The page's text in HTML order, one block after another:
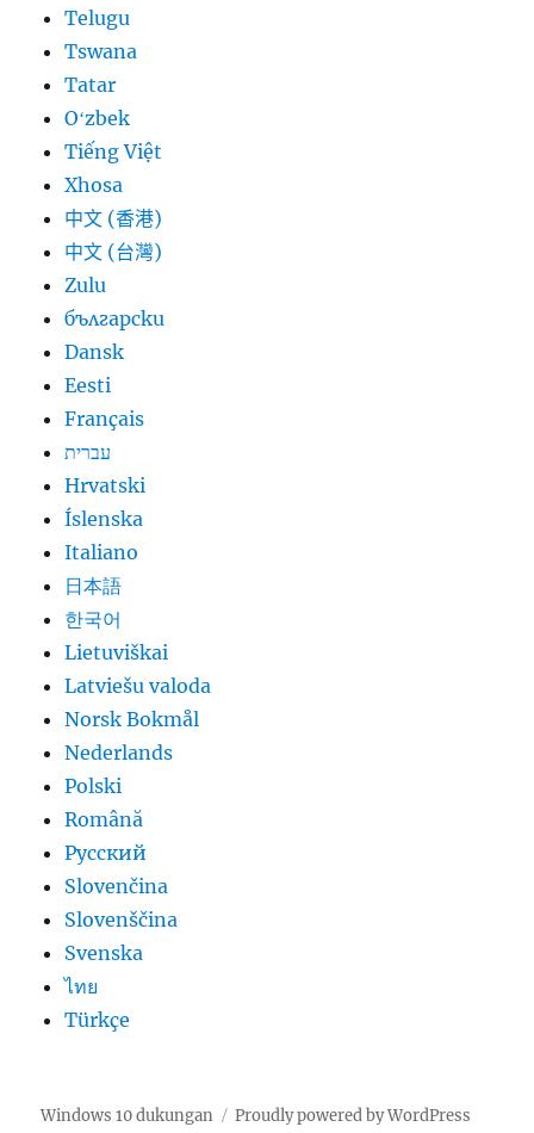
Telugu
Tswana
Tatar
Oʻzbek
Tiếng Việt
Xhosa
中文 (香港)
中文 (台灣)
Zulu
български
Dansk
Eesti
Français
עברית
Hrvatski
Íslenska
Italiano
日本語
한국어
Lietuviškai
Latviešu valoda
Norsk Bokmål
Nederlands
Polski
Română
Русский
Slovenčina
Slovenščina
Svenska
ไทย
Türkçe
Windows 10 dukungan Proudly powered by WordPress